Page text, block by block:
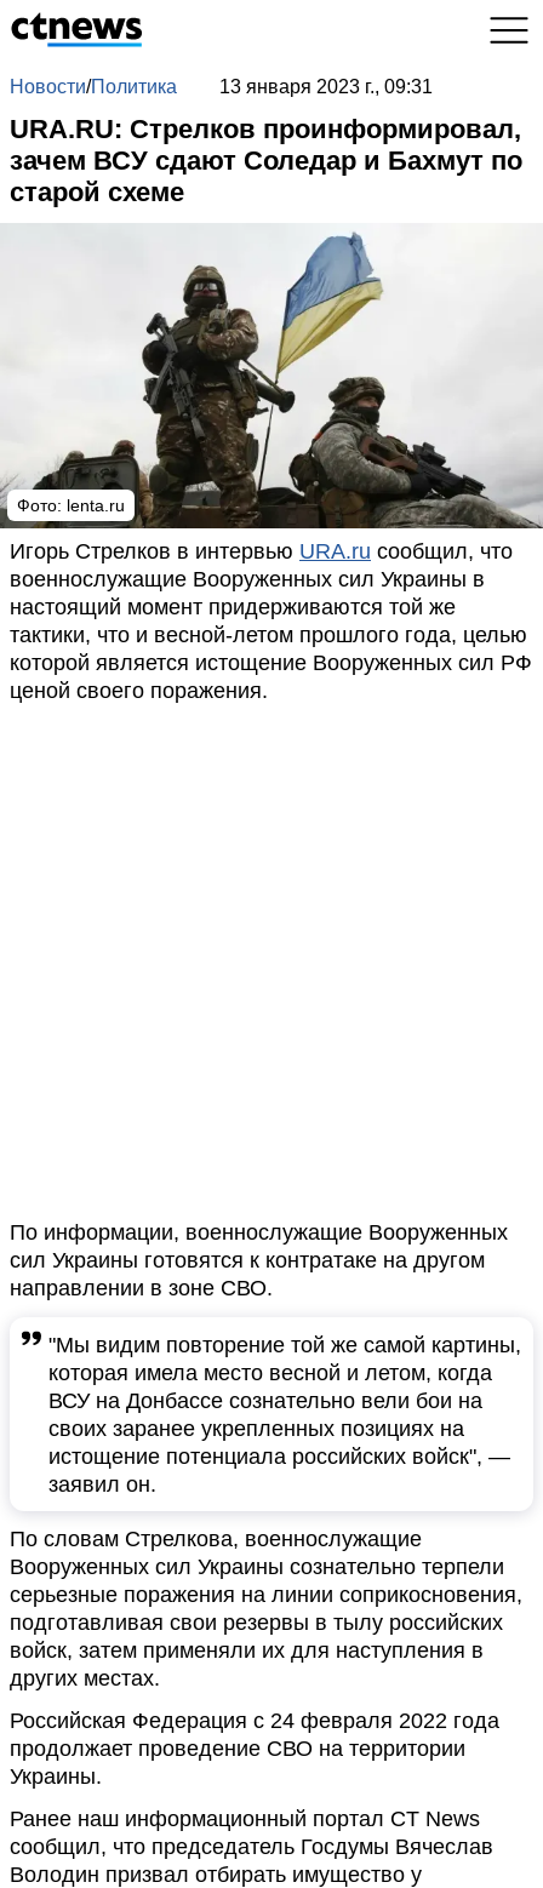
Новости/Политика 13 января 2023 г., 09:31
URA.RU: Стрелков проинформировал,
зачем ВСУ сдают Соледар и Бахмут по
старой схеме
Фото: lenta.ru
Игорь Стрелков в интервью URA.ru сообщил, что
военнослужащие Вооруженных сил Украины в
настоящий момент придерживаются той же
тактики, что и весной-летом прошлого года, целью
которой является истощение Вооруженных сил РФ
ценой своего поражения.
По информации, военнослужащие Вооруженных
сил Украины готовятся к контратаке на другом
направлении в зоне СВО.
"Мы видим повторение той же самой картины,
которая имела место весной и летом, когда
ВСУ на Донбассе сознательно вели бои на
своих заранее укрепленных позициях на
истощение потенциала российских войск", —
заявил он.
По словам Стрелкова, военнослужащие
Вооруженных сил Украины сознательно терпели
серьезные поражения на линии соприкосновения,
подготавливая свои резервы в тылу российских
войск, затем применяли их для наступления в
других местах.
Российская Федерация с 24 февраля 2022 года
продолжает проведение СВО на территории
Украины.
Ранее наш информационный портал CT News
сообщил, что председатель Госдумы Вячеслав
Володин призвал отбирать имущество у